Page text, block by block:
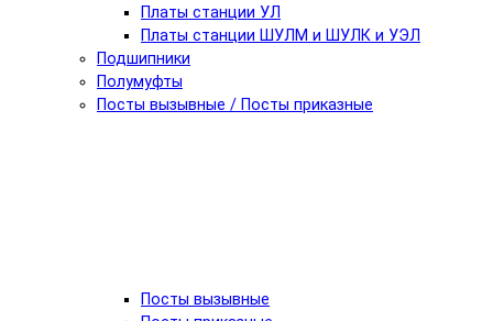
Платы станции УЛ
Платы станции ШУЛМ и ШУЛК и УЭЛ
Подшипники
Полумуфты
Посты вызывные / Посты приказные
Посты вызывные